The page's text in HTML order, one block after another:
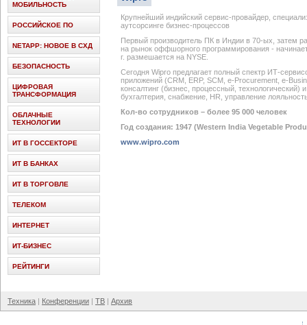
Крупнейший индийский сервис-провайдер,
аутсорсинге бизнес-процессов
Первый производитель ПК в Индии в 70-ых, затем
на рынок оффшорного программирования -
г. размешается на NYSE.
Сегодня Wipro предлагает полный спектр ИТ-
приложений (CRM, ERP, SCM, e-Procurement, e-
консалтинг (бизнес, процессный,
бухгалтерия, снабжение, HR, управление
Кол-во сотрудников – более 95 000 человек
Год создания: 1947 (Western India Vegetable
www.wipro.com
МОБИЛЬНОСТЬ
РОССИЙСКОЕ ПО
NETAPP: НОВОЕ В СХД
БЕЗОПАСНОСТЬ
ЦИФРОВАЯ
ТРАНСФОРМАЦИЯ
ОБЛАЧНЫЕ
ТЕХНОЛОГИИ
ИТ В ГОССЕКТОРЕ
ИТ В БАНКАХ
ИТ В ТОРГОВЛЕ
ТЕЛЕКОМ
ИНТЕРНЕТ
ИТ-БИЗНЕС
РЕЙТИНГИ
Техника Конференции ТВ Архив